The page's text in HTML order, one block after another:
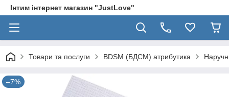
Інтим інтернет магазин "JustLove"
Товари та послуги BDSM (БДСМ) атрибутика
–7%